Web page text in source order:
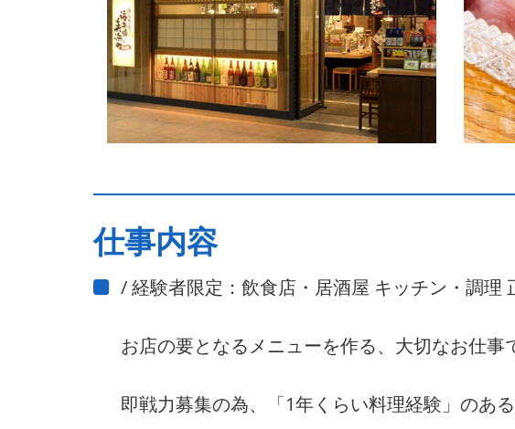
仕事内容
/ 経験者限定：飲食店・居酒屋 キッチン・調
お店の要となるメニューを作る、大切なお仕事
即戦力募集の為、「1年くらい料理経験」のあ